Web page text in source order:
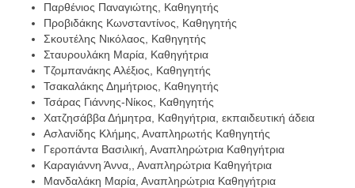
Παρθένιος Παναγιώτης, Καθηγητής
Προβιδάκης Κωνσταντίνος, Καθηγητής
Σκουτέλης Νικόλαος, Καθηγητής
Σταυρουλάκη Μαρία, Καθηγήτρια
Τζομπανάκης Αλέξιος, Καθηγητής
Τσακαλάκης Δημήτριος, Καθηγητής
Τσάρας Γιάννης-Νίκος, Καθηγητής
Χατζησάββα Δήμητρα, Καθηγήτρια, εκπαιδευτική άδεια
Ασλανίδης Κλήμης, Αναπληρωτής Καθηγητής
Γεροπάντα Βασιλική, Αναπληρώτρια Καθηγήτρια
Καραγιάννη Άννα,, Αναπληρώτρια Καθηγήτρια
Μανδαλάκη Μαρία, Αναπληρώτρια Καθηγήτρια